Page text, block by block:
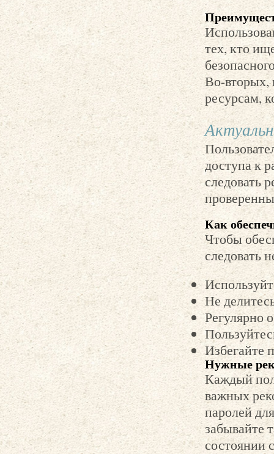
тех, кто
Во-вторых,
ресурсам,
доступа к
следовать
Как
Чтобы
следовать
Не
Регулярно
Избегайте
Нужные
Каждый
важных
паролей
забывайте
состоянии